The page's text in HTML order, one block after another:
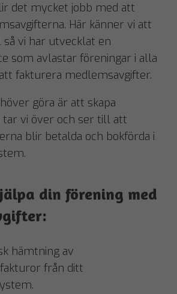
det mycket jobb med att
Här känner vi att
vi har utvecklat en
som avlastar föreningar i alla
fakturera medlemsavgifter.
göra är att skapa
tar vi över och ser till att
blir betalda och bokförda i
din förening med
hämtning av
från ditt